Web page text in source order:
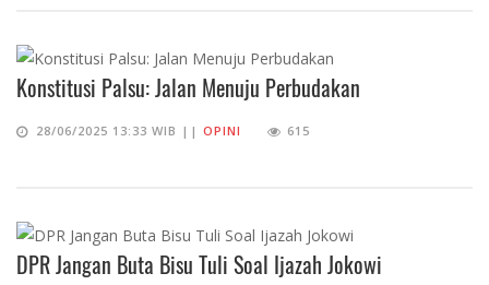
Konstitusi Palsu: Jalan Menuju Perbudakan
28/06/2025 13:33 WIB || OPINI 615
DPR Jangan Buta Bisu Tuli Soal Ijazah Jokowi